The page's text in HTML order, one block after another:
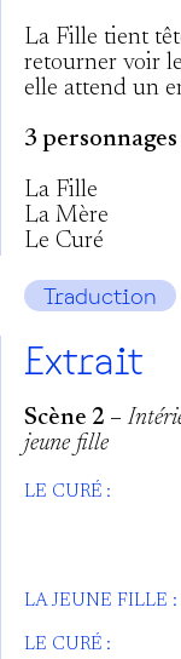
La Fille tient
retourner voir
elle attend un
3
La Fille
La Mère
Le Curé
Traduction
Extrait
Scène 2 –
jeune fille
LE CURÉ :
LA JEUNE FILLE :
LE CURÉ :